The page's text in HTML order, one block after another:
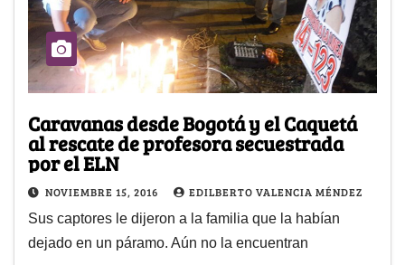
Caravanas desde Bogotá y el Caquetá
al rescate de profesora secuestrada
por el ELN
NOVIEMBRE 15, 2016 EDILBERTO VALENCIA MÉNDEZ
Sus captores le dijeron a la familia que la habían
dejado en un páramo. Aún no la encuentran